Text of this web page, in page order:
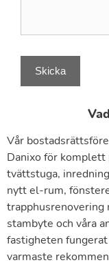
Vår
Danixo för
tvättstuga,
nytt el-rum,
trapphusrenovering
stambyte och våra
fastigheten
varmaste